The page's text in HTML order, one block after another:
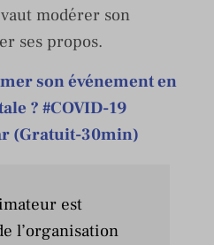
modérer son
ses propos.
son événement en
? #COVID-19
(Gratuit-30min)
est
l’organisation